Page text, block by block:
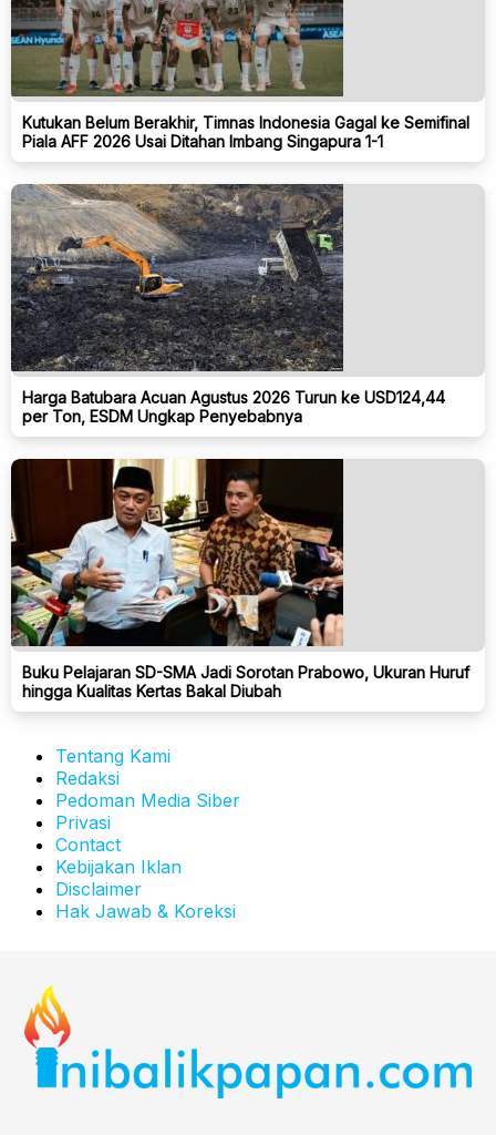
Kutukan Belum Berakhir, Timnas Indonesia Gagal ke Semifinal
Piala AFF 2026 Usai Ditahan Imbang Singapura 1-1
Harga Batubara Acuan Agustus 2026 Turun ke USD124,44
per Ton, ESDM Ungkap Penyebabnya
Buku Pelajaran SD-SMA Jadi Sorotan Prabowo, Ukuran Huruf
hingga Kualitas Kertas Bakal Diubah
Tentang Kami
Redaksi
Pedoman Media Siber
Privasi
Contact
Kebijakan Iklan
Disclaimer
Hak Jawab & Koreksi